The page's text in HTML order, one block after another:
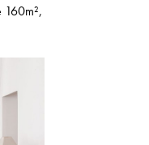
160m²,